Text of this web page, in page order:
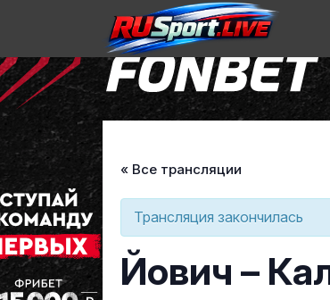
to
content
« Все трансляции
Трансляция закончилась
Йович –